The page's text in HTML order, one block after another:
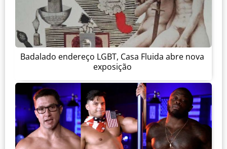
Badalado endereço LGBT, Casa Fluida abre nova
exposição